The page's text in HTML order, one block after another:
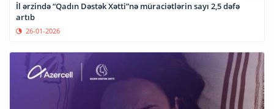
İl ərzində “Qadın Dəstək Xətti”nə müraciətlərin sayı 2,5 dəfə
artıb
26-01-2026